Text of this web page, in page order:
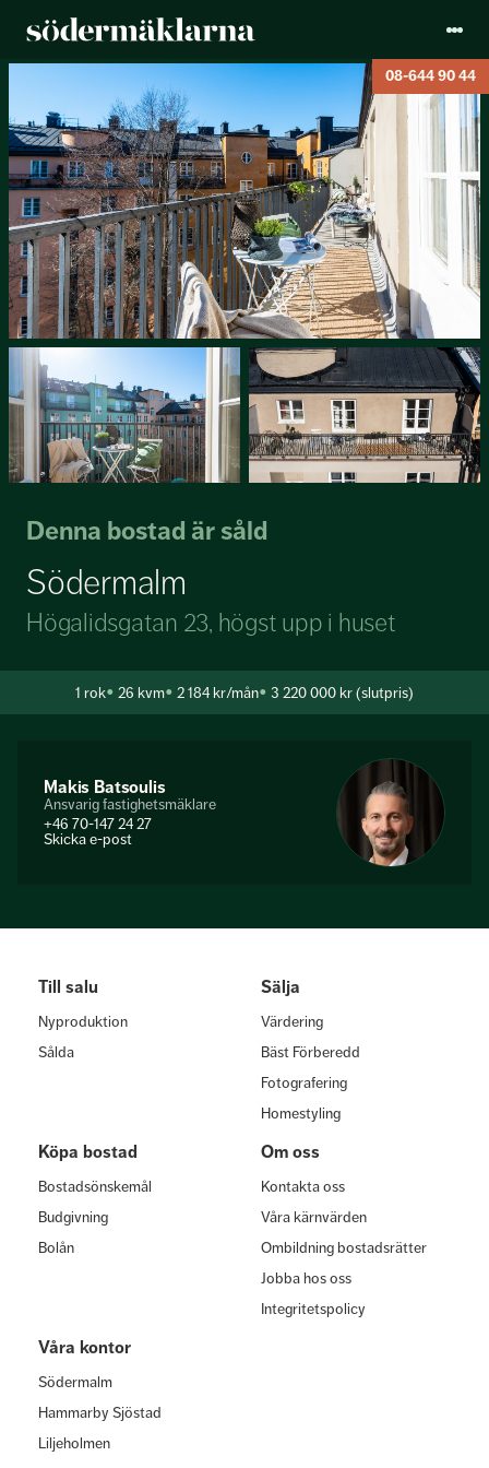
08-644 90 44
Denna bostad är såld
Högalidsgatan 23, högst upp i huset
Södermalm
1 rok 26 kvm 2 184 kr/mån 3 220 000 kr (slutpris)
Makis Batsoulis
Ansvarig fastighetsmäklare
+46 70-147 24 27
Skicka e-post
Till salu
Nyproduktion
Sålda
Sälja
Värdering
Bäst Förberedd
Fotografering
Homestyling
Köpa bostad
Bostadsönskemål
Budgivning
Bolån
Om oss
Kontakta oss
Våra kärnvärden
Ombildning bostadsrätter
Jobba hos oss
Integritetspolicy
Våra kontor
Södermalm
Hammarby Sjöstad
Liljeholmen